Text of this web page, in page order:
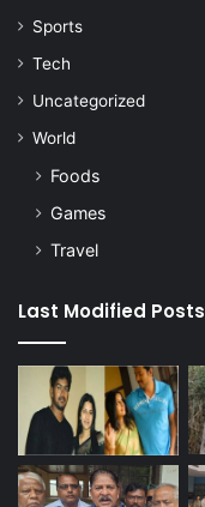
Sports
Tech
Uncategorized
World
Foods
Games
Travel
Last Modified Posts